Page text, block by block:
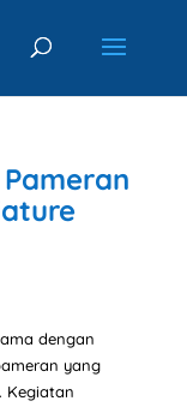
dengan
yang
Kegiatan